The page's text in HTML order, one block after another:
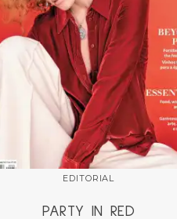
EDITORIAL
PARTY IN RED